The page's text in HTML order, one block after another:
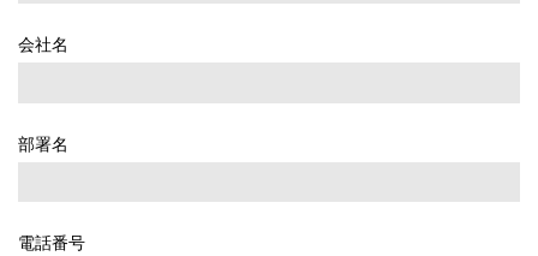
会社名
部署名
電話番号